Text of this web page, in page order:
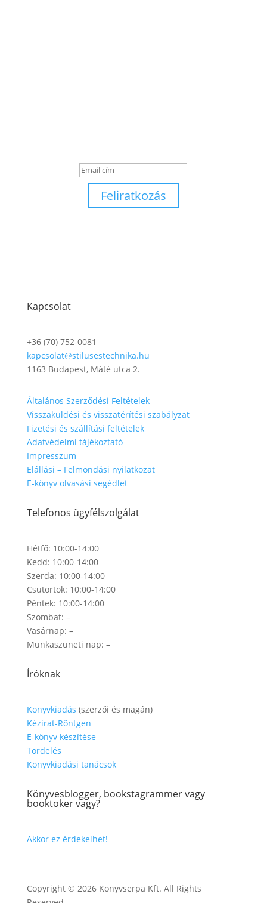
Feliratkozás
Kapcsolat
+36 (70) 752-0081
kapcsolat@stilusestechnika.hu
1163 Budapest, Máté utca 2.
Általános Szerződési Feltételek
Visszaküldési és visszatérítési szabályzat
Fizetési és szállítási feltételek​
Adatvédelmi tájékoztató
Impresszum
Elállási – Felmondási nyilatkozat
E-könyv olvasási segédlet
Telefonos ügyfélszolgálat
Hétfő: 10:00-14:00
Kedd: 10:00-14:00
Szerda: 10:00-14:00
Csütörtök: 10:00-14:00
Péntek: 10:00-14:00
Szombat: –
Vasárnap: –
Munkaszüneti nap: –
Íróknak
Könyvkiadás (szerzői és magán)
Kézirat-Röntgen
E-könyv készítése
Tördelés
Könyvkiadási tanácsok
Könyvesblogger, bookstagrammer vagy
booktoker vagy?
Akkor ez érdekelhet!
Copyright © 2026 Könyvserpa Kft. All Rights